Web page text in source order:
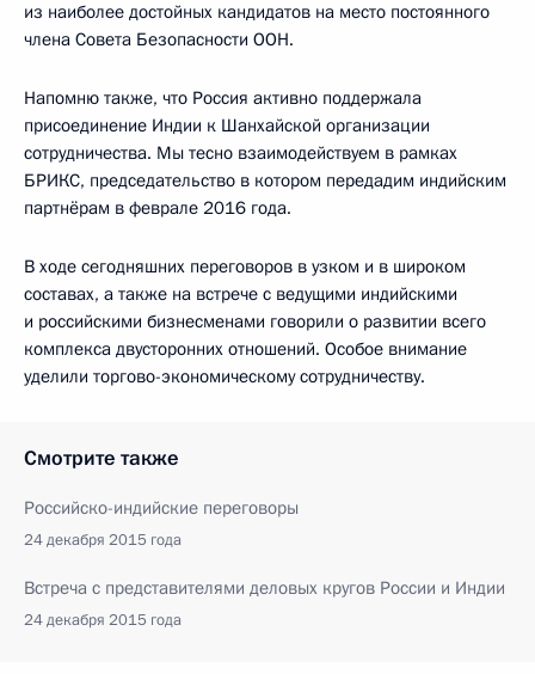
из наиболее достойных кандидатов на место постоянного
члена Совета Безопасности ООН.
Напомню также, что Россия активно поддержала
присоединение Индии к Шанхайской организации
сотрудничества. Мы тесно взаимодействуем в рамках
БРИКС, председательство в котором передадим индийским
партнёрам в феврале 2016 года.
В ходе сегодняшних переговоров в узком и в широком
составах, а также на встрече с ведущими индийскими
и российскими бизнесменами говорили о развитии всего
комплекса двусторонних отношений. Особое внимание
уделили торгово-экономическому сотрудничеству.
Смотрите также
Российско-индийские переговоры
24 декабря 2015 года
Встреча с представителями деловых кругов России и Индии
24 декабря 2015 года